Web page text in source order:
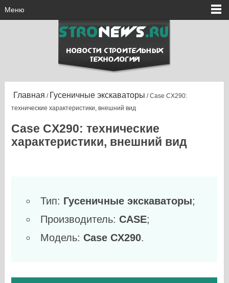
Меню
Главная / Гусеничные экскаваторы / Case CX290:
технические характеристики, внешний вид
Case CX290: технические
характеристики, внешний вид
Тип: Гусеничные экскаваторы;
Производитель:CASE;
Модель:Case CX290.